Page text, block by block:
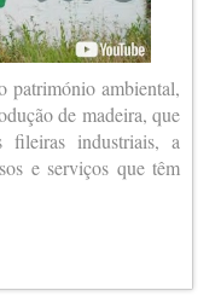
património ambiental,
de madeira, que
fileiras industriais, a
e serviços que têm